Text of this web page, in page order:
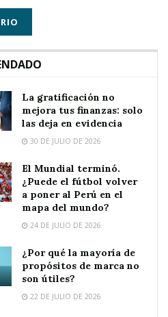
La gratificación no
mejora tus finanzas: solo
las deja en evidencia
30 DE JULIO DE 2026
El Mundial terminó.
¿Puede el fútbol volver
a poner al Perú en el
mapa del mundo?
24 DE JULIO DE 2026
¿Por qué la mayoría de
propósitos de marca no
son útiles?
22 DE JULIO DE 2026